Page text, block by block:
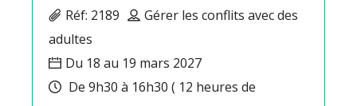
Réf: 2189
Gérer les conflits avec des
adultes
Du 18 au 19 mars 2027
De 9h30 à 16h30 ( 12 heures de